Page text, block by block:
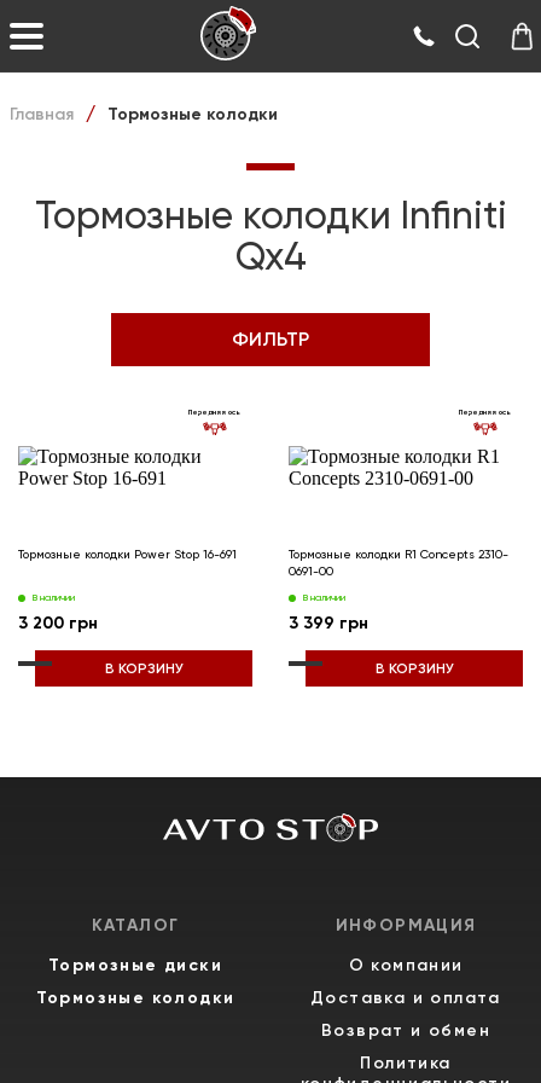
Главная / Тормозные колодки
Тормозные колодки Infiniti
Qx4
ФИЛЬТР
Передняя ось
Тормозные колодки Power Stop 16-691
В наличии
3 200 грн
В КОРЗИНУ
Передняя ось
Тормозные колодки R1 Concepts 2310-
0691-00
В наличии
3 399 грн
В КОРЗИНУ
КАТАЛОГ
Тормозные диски
Тормозные колодки
ИНФОРМАЦИЯ
О компании
Доставка и оплата
Возврат и обмен
Политика